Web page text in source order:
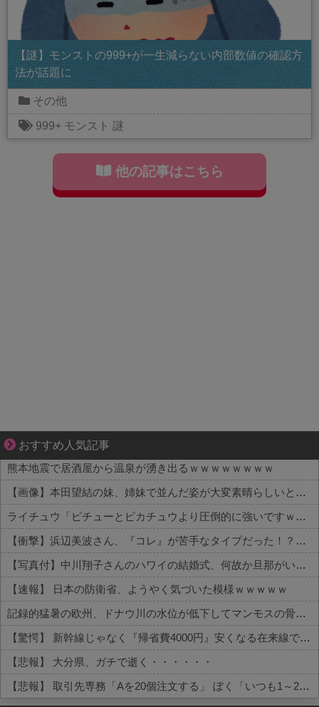
【謎】モンストの999+が一生減らない内部数値の確認方
法が話題に
その他
999+ モンスト 謎
他の記事はこちら
おすすめ人気記事
ぜんぶ私が中心、そう思われたくないのに
熊本地震で居酒屋から温泉が湧き出るｗｗｗｗｗｗｗｗ
【画像】本田望結の妹、姉妹で並んだ姿が大変素晴らしいと話題にw w w w w w w
ライチュウ「ピチューとピカチュウより圧倒的に強いですｗｗｗｗ」←こいつが不人気な理由
【衝撃】浜辺美波さん、『コレ』が苦手なタイプだった！？←お世話してあげたい弱男が大量沸きしてしまうw w w w w w w w w
【写真付】中川翔子さんのハワイの結婚式、何故か旦那がいない
【速報】 日本の防衛省、ようやく気づいた模様ｗｗｗｗｗ
記録的猛暑の欧州、ドナウ川の水位が低下してマンモスの骨や沈没したドイツ軍の戦艦が出現
【驚愕】 新幹線じゃなく『帰省費4000円』安くなる在来線で帰省した結果ｗｗｗｗｗ
【悲報】 大分県、ガチで逝く・・・・・・
【悲報】 取引先専務「Aを20個注文する」 ぼく「いつも1～2個しか使わないけど本当に20であってる？」 取専「あってる」→結果『こう』なったんだが...